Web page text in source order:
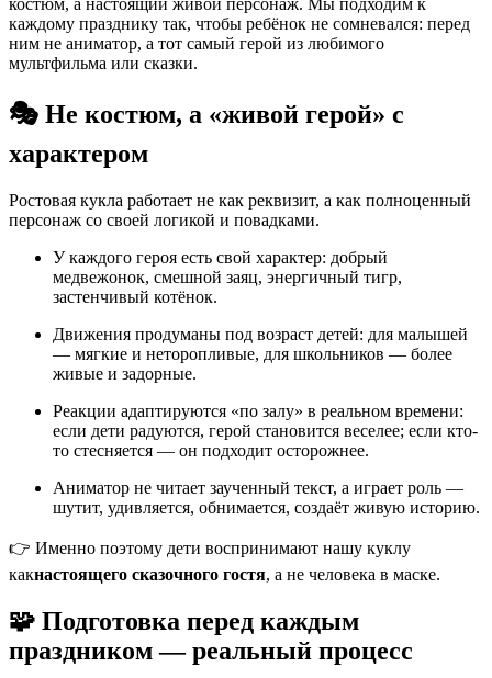
каждому празднику так, чтобы ребёнок не сомневался: перед
ним не аниматор, а тот самый герой из любимого
мультфильма или сказки.
🎭 Не костюм, а «живой герой» с
характером
Ростовая кукла работает не как реквизит, а как полноценный
персонаж со своей логикой и повадками.
У каждого героя есть свой характер: добрый
медвежонок, смешной заяц, энергичный тигр,
застенчивый котёнок.
Движения продуманы под возраст детей: для малышей
— мягкие и неторопливые, для школьников — более
живые и задорные.
Реакции адаптируются «по залу» в реальном времени:
если дети радуются, герой становится веселее; если кто-
то стесняется — он подходит осторожнее.
Аниматор не читает заученный текст, а играет роль —
шутит, удивляется, обнимается, создаёт живую историю.
👉 Именно поэтому дети воспринимают нашу куклу
какнастоящего сказочного гостя, а не человека в маске.
🧩 Подготовка перед каждым
праздником — реальный процесс